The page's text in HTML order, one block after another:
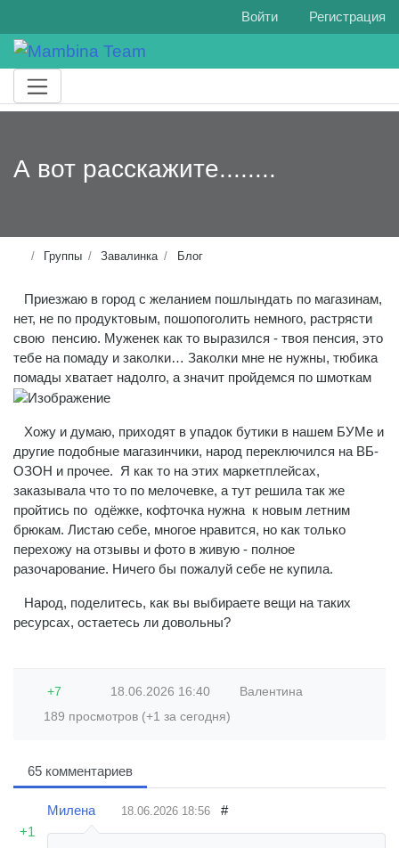
Войти Регистрация
А вот расскажите........
Группы Завалинка Блог
Приезжаю в город с желанием пошлындать по магазинам,
нет, не по продуктовым, пошопоголить немного, растрясти
свою пенсию. Муженек как то выразился - твоя пенсия, это
тебе на помаду и заколки… Заколки мне не нужны, тюбика
помады хватает надолго, а значит пройдемся по шмоткам
Хожу и думаю, приходят в упадок бутики в нашем БУМе и
другие подобные магазинчики, народ переключился на ВБ-
ОЗОН и прочее. Я как то на этих маркетплейсах,
заказывала что то по мелочевке, а тут решила так же
пройтись по одёжке, кофточка нужна к новым летним
брюкам. Листаю себе, многое нравится, но как только
перехожу на отзывы и фото в живую - полное
разочарование. Ничего бы пожалуй себе не купила.
Народ, поделитесь, как вы выбираете вещи на таких
ресурсах, остаетесь ли довольны?
+7 18.06.2026 16:40
Валентина
189 просмотров (+1 за сегодня)
65 комментариев
+1
Милена 18.06.2026 18:56 #